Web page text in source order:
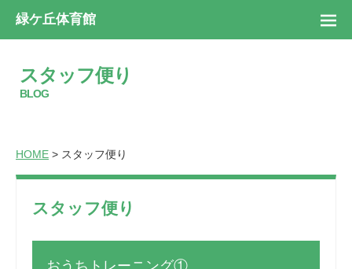
緑ケ丘体育館
スタッフ便り
BLOG
HOME > スタッフ便り
スタッフ便り
おうちトレーニング①